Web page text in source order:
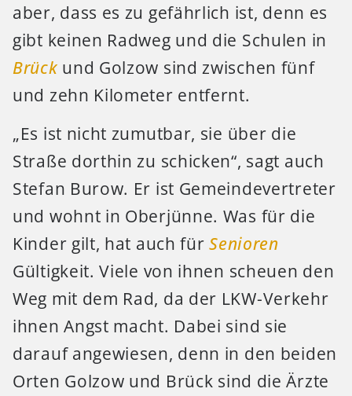
aber, dass es zu gefährlich ist, denn es
gibt keinen Radweg und die Schulen in
Brück und Golzow sind zwischen fünf
und zehn Kilometer entfernt.
„Es ist nicht zumutbar, sie über die
Straße dorthin zu schicken“, sagt auch
Stefan Burow. Er ist Gemeindevertreter
und wohnt in Oberjünne. Was für die
Kinder gilt, hat auch fürSenioren
Gültigkeit. Viele von ihnen scheuen den
Weg mit dem Rad, da der LKW-Verkehr
ihnen Angst macht. Dabei sind sie
darauf angewiesen, denn in den beiden
Orten Golzow und Brück sind die Ärzte